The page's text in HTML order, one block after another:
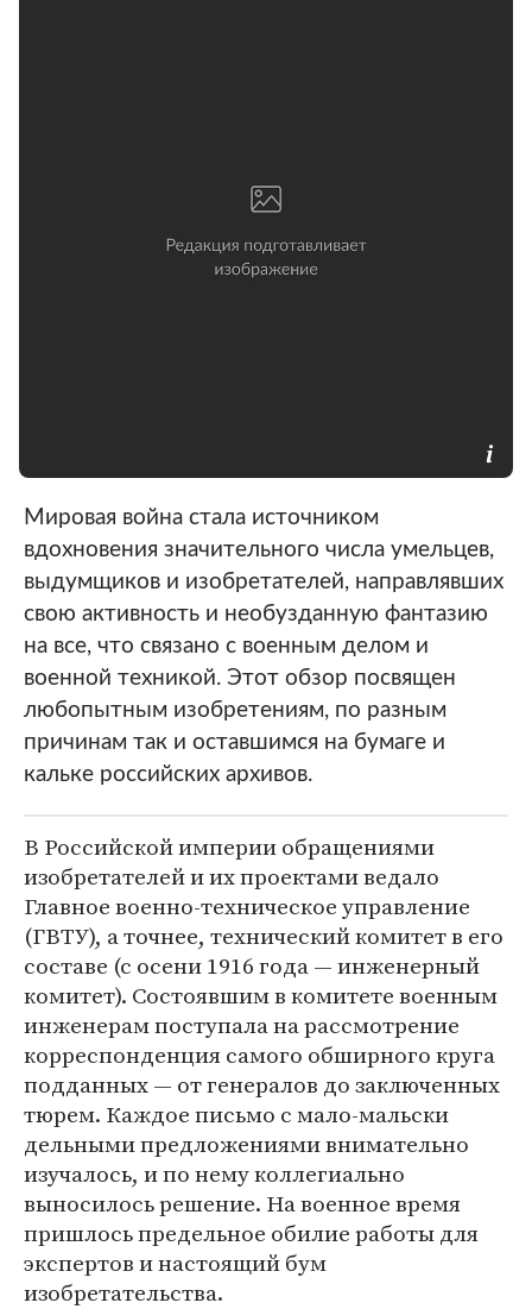
Мировая война стала источником
вдохновения значительного числа умельцев,
выдумщиков и изобретателей, направлявших
свою активность и необузданную фантазию
на все, что связано с военным делом и
военной техникой. Этот обзор посвящен
любопытным изобретениям, по разным
причинам так и оставшимся на бумаге и
кальке российских архивов.
В Российской империи обращениями
изобретателей и их проектами ведало
Главное военно-техническое управление
(ГВТУ), а точнее, технический комитет в его
составе (с осени 1916 года — инженерный
комитет). Состоявшим в комитете военным
инженерам поступала на рассмотрение
корреспонденция самого обширного круга
подданных — от генералов до заключенных
тюрем. Каждое письмо с мало-мальски
дельными предложениями внимательно
изучалось, и по нему коллегиально
выносилось решение. На военное время
пришлось предельное обилие работы для
экспертов и настоящий бум
изобретательства.